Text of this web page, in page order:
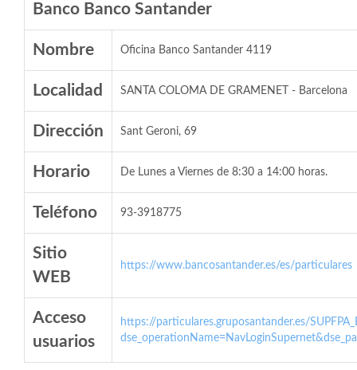
Banco Banco Santander
Nombre Oficina Banco Santander 4119
Localidad SANTA COLOMA DE GRAMENET - Barcelona
Dirección Sant Geroni, 69
Horario De Lunes a Viernes de 8:30 a 14:00 horas.
Teléfono 93-3918775
Sitio
WEB
https://www.bancosantander.es/es/particulares
Acceso
usuarios
https://particulares.gruposantander.es/